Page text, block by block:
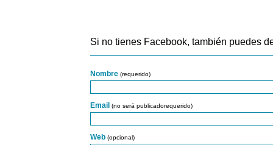
Si no tienes Facebook, también puedes
Nombre (requerido)
Email (no será publicadorequerido)
Web (opcional)